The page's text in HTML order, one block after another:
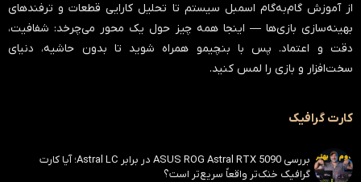
از آموزش گام‌به‌گام اسمبل سیستم تا تحلیل کارایی قطعات و ترفندهای
بهینه‌سازی بازی‌ها — اینجا همه چیز حول یک محور می‌چرخد: شفافیت،
دقت و اعتماد. پس با بنچیمو همراه شوید تا بدون حاشیه، دنیای
سخت‌افزار و بازی را لمس کنید.
کارت گرافیک
بررسی ASUS ROG Astral RTX 5090 در برابر Astral LC؛ آیا کارت
گرافیک خنک‌تر واقعاً سریع‌تر است؟